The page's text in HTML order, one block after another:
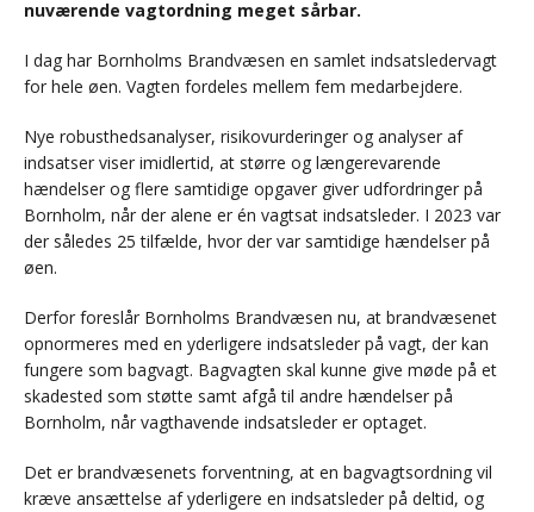
nuværende vagtordning meget sårbar.
I dag har Bornholms Brandvæsen en samlet indsatsledervagt
for hele øen. Vagten fordeles mellem fem medarbejdere.
Nye robusthedsanalyser, risikovurderinger og analyser af
indsatser viser imidlertid, at større og længerevarende
hændelser og flere samtidige opgaver giver udfordringer på
Bornholm, når der alene er én vagtsat indsatsleder. I 2023 var
der således 25 tilfælde, hvor der var samtidige hændelser på
øen.
Derfor foreslår Bornholms Brandvæsen nu, at brandvæsenet
opnormeres med en yderligere indsatsleder på vagt, der kan
fungere som bagvagt. Bagvagten skal kunne give møde på et
skadested som støtte samt afgå til andre hændelser på
Bornholm, når vagthavende indsatsleder er optaget.
Det er brandvæsenets forventning, at en bagvagtsordning vil
kræve ansættelse af yderligere en indsatsleder på deltid, og